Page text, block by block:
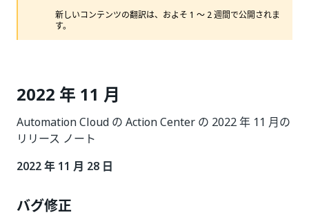
新しいコンテンツの翻訳は、およそ 1 ～ 2 週間で公開されま
す。
2022 年 11 月
Automation Cloud の Action Center の 2022 年 11 月の
リリース ノート
2022 年 11 月 28 日
バグ修正